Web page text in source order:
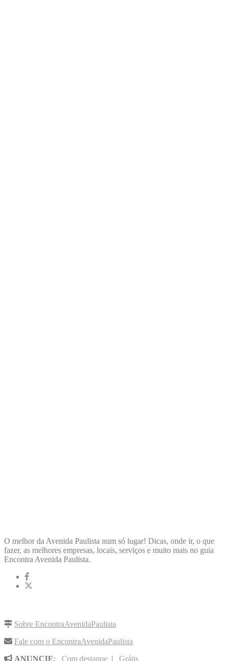
O melhor da Avenida Paulista num só lugar! Dicas, onde ir, o que
fazer, as melhores empresas, locais, serviços e muito mais no guia
Encontra Avenida Paulista.
Sobre EncontraAvenidaPaulista
Fale com o EncontraAvenidaPaulista
ANUNCIE: Com destaque | Grátis